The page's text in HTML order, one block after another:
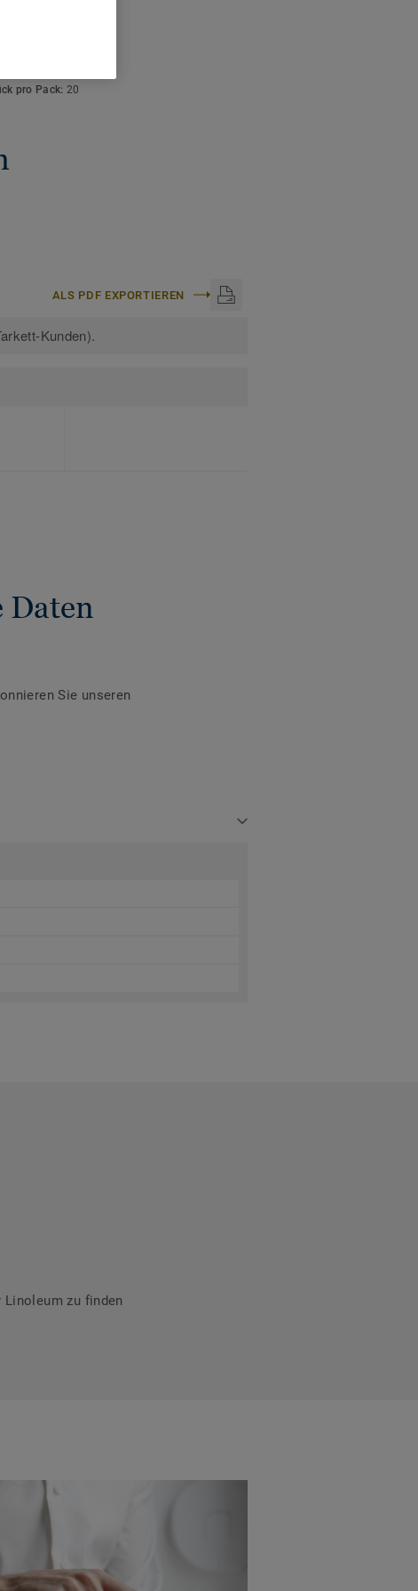
pro Pack: 20
ALS PDF EXPORTIEREN
Kunden).
Daten
Sie unseren
Linoleum zu finden